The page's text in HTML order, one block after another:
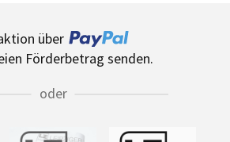
über
Förderbetrag senden.
oder